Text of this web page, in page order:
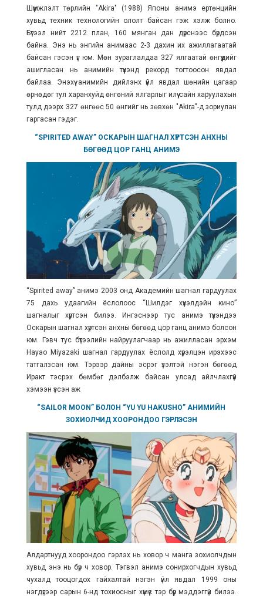
Шүүмжлэлт төрлийн "Akira" (1988) Японы анимэ ертөнцийн
хувьд техник технологийн ололт байсан гэж хэлж болно.
Бүтээл нийт 2212 план, 160 мянган дан дүрснээс бүрдсэн
байна. Энэ нь энгийн анимаас 2-3 дахин их ажиллагаатай
байсан гэсэн үг юм. Мөн зураглалдаа 327 ялгаатай өнгүүдийг
ашигласан нь анимийн түүхэнд рекорд тогтоосон явдал
байлаа. Энэхүү анимийн дийлэнх үйл явдал шөнийн цагаар
өрнөдөг тул харанхуйд өнгөний ялгарлыг илүү сайн харуулахын
тулд дээрх 327 өнгөөс 50 өнгийг нь зөвхөн "Akira"-д зориулан
гаргасан гэдэг.
“SPIRITED AWAY” ОСКАРЫН ШАГНАЛ ХҮРТСЭН АНХНЫ
БӨГӨӨД ЦОР ГАНЦ АНИМЭ
“Spirited away” анимэ 2003 онд Академийн шагнал гардуулах
75 дахь удаагийн ёслолоос “Шилдэг хүүхэлдэйн кино”
шагналыг хүртсэн билээ. Ингэснээр тус анимэ түүхэндээ
Оскарын шагнал хүртсэн анхны бөгөөд цор ганц анимэ болсон
юм. Гэвч тус бүтээлийн найруулагчаар нь ажилласан эрхэм
Hayao Miyazaki шагнал гардуулах ёслолд хүрэлцэн ирэхээс
татгалзсан юм. Тэрээр дайны эсрэг үзэлтэй нэгэн бөгөөд
Иракт тэсрэх бөмбөг дэлбэлж байсан улсад айлчлахгүй
хэмээн үзсэн аж
“SAILOR MOON” БОЛОН “YU YU HAKUSHO” АНИМИЙН
ЗОХИОЛЧИД ХООРОНДОО ГЭРЛЭСЭН
Алдартнууд хоорондоо гэрлэх нь ховор ч манга зохиолчдын
хувьд энэ нь бүр ч ховор. Тэгвэл анимэ сонирхогчдын хувьд
чухалд тооцогдох гайхалтай нэгэн үйл явдал 1999 оны
нэгдүгээр сарын 6-нд тохиосныг хүмүүстэр бүрмэддэггүй билээ.